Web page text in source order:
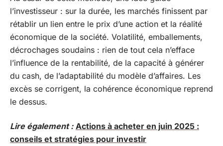
l’investisseur : sur la durée, les marchés finissent par
rétablir un lien entre le prix d’une action et la réalité
économique de la société. Volatilité, emballements,
décrochages soudains : rien de tout cela n’efface
l’influence de la rentabilité, de la capacité à générer
du cash, de l’adaptabilité du modèle d’affaires. Les
excès se corrigent, la cohérence économique reprend
le dessus.
Lire également : Actions à acheter en juin 2025 :
conseils et stratégies pour investir